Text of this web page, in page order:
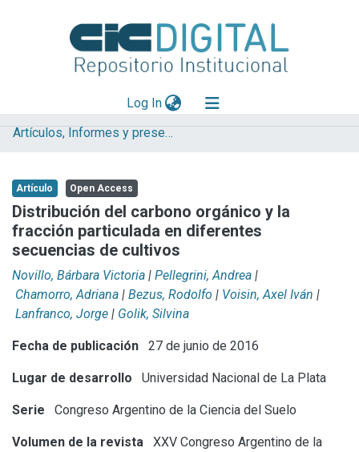
Log In(current)
Explorar
Aportar material
Statistics
Artículos, Informes y presentaciones en Congresos (UNLP)
Artículo Open Access
Distribución del carbono orgánico y la
fracción particulada en diferentes
secuencias de cultivos
Novillo, Bárbara Victoria | Pellegrini, Andrea |
Chamorro, Adriana | Bezus, Rodolfo | Voisin, Axel Iván |
Lanfranco, Jorge | Golik, Silvina
Fecha de publicación 27 de junio de 2016
Lugar de desarrollo Universidad Nacional de La Plata
Serie Congreso Argentino de la Ciencia del Suelo
Volumen de la revista
XXV Congreso Argentino de la